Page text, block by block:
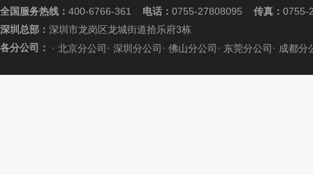
全国服务热线： 400-6766-361 电话： 0755-27808095 传真： 0755-
深圳总部： 深圳市龙岗区龙城街道拾乐府3栋
各分公司：
· 北京分公司 · 深圳分公司 · 佛山分公司 · 东莞分公司 · 成都分